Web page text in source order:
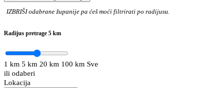
IZBRIŠIodabrane županije pa ćeš moći filtrirati po radijusu.
Radijus pretrage 5 km
1 km 5 km 20 km 100 km Sve
ili odaberi
Lokacija